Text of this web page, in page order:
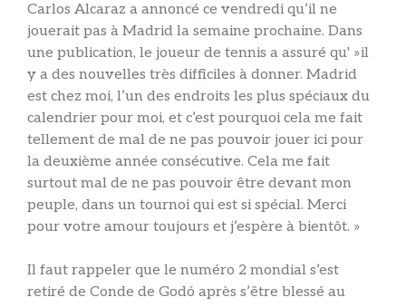
Carlos Alcaraz a annoncé ce vendredi qu’il ne
jouerait pas à Madrid la semaine prochaine. Dans
une publication, le joueur de tennis a assuré qu' »il
y a des nouvelles très difficiles à donner. Madrid
est chez moi, l’un des endroits les plus spéciaux du
calendrier pour moi, et c’est pourquoi cela me fait
tellement de mal de ne pas pouvoir jouer ici pour
la deuxième année consécutive. Cela me fait
surtout mal de ne pas pouvoir être devant mon
peuple, dans un tournoi qui est si spécial. Merci
pour votre amour toujours et j’espère à bientôt. »
Il faut rappeler que le numéro 2 mondial s’est
retiré de Conde de Godó après s’être blessé au